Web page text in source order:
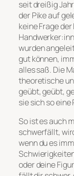
seit dreißig
der Pike auf
keine Frage
wurden
gut können,
alles saß. Die
theoretische
geübt, geübt,
sie sich so eine
So ist es auch
schwerfällt,
wenn du es
oder deine